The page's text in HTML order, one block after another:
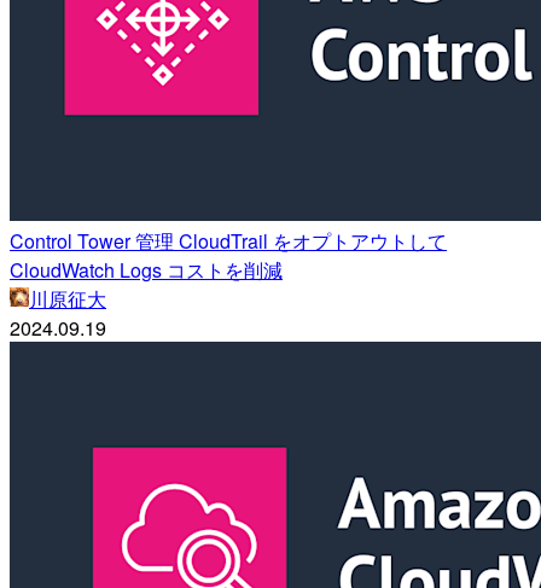
Control Tower 管理 CloudTrail をオプトアウトして
CloudWatch Logs コストを削減
川原征大
2024.09.19